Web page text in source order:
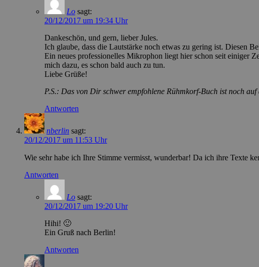
Lo sagt:
20/12/2017 um 19:34 Uhr
Dankeschön, und gern, lieber Jules.
Ich glaube, dass die Lautstärke noch etwas zu gering ist. Diesen
Ein neues professionelles Mikrophon liegt hier schon seit einiger
mich dazu, es schon bald auch zu tun.
Liebe Grüße!
P.S.: Das von Dir schwer empfohlene Rühmkorf-Buch ist noch auf
Antworten
nberlin sagt:
20/12/2017 um 11:53 Uhr
Wie sehr habe ich Ihre Stimme vermisst, wunderbar! Da ich ihre Texte
Antworten
Lo sagt:
20/12/2017 um 19:20 Uhr
Hihi! 🙂
Ein Gruß nach Berlin!
Antworten